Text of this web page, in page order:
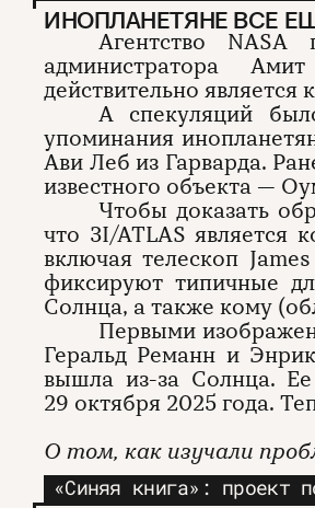
ИНОПЛАНЕТЯНЕ ВСЕ
Агентство NASA
администратора
действительно
А спекуляций
упоминания
Ави Леб из Гарварда.
известного объекта —
Чтобы доказать
что 3I/ATLAS является
включая телескоп
фиксируют типичные
Солнца, а также кому
Первыми
Геральд Реманн и
вышла из-за Солнца.
29 октября 2025 года.
О том, как изучали
«Синяя книга»: проект